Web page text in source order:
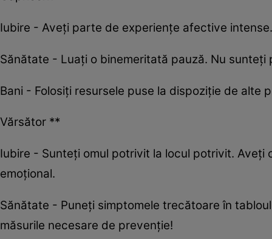
Iubire - Aveți parte de experiențe afective
Sănătate - Luați o binemeritată pauză. Nu
Bani - Folosiți resursele puse la dispoziție de
Vărsător **
Iubire - Sunteți omul potrivit la locul potrivit.
emoțional.
Sănătate - Puneți simptomele trecătoare în
măsurile necesare de prevenție!